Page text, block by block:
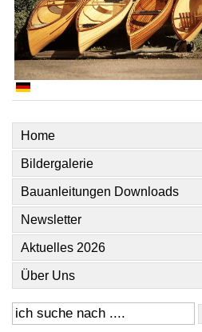
Home
Bildergalerie
Bauanleitungen Downloads
Newsletter
Aktuelles 2026
Über Uns